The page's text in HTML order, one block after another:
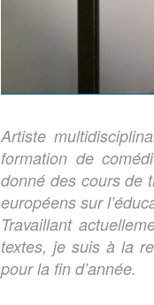
Artiste
formation de
donné des cours de
européens sur
Travaillant
textes, je suis à la
pour la fin d’année.